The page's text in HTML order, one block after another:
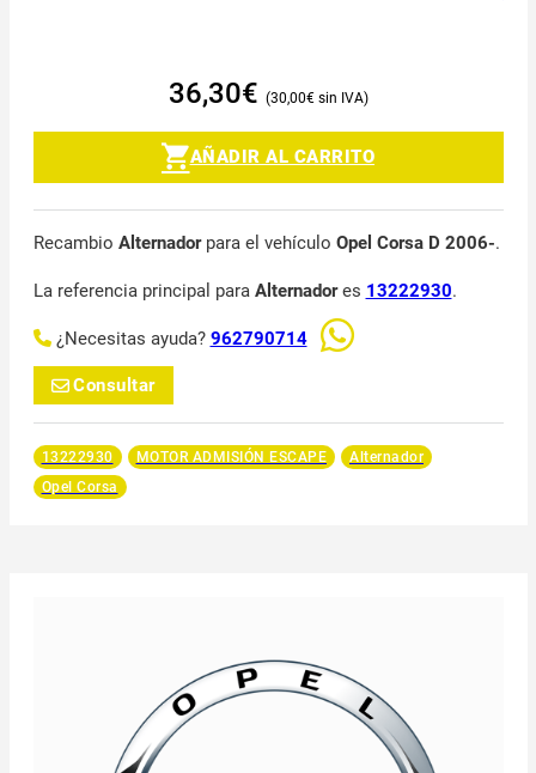
36,30€ 30,00€
AÑADIR AL CARRITO
Recambio Alternadorpara el vehículo Opel Corsa D 2006-.
La referencia principal para Alternadores 13222930.
¿Necesitas ayuda? 962790714
Consultar
13222930 MOTOR ADMISIÓN ESCAPE
Alternador
Opel Corsa